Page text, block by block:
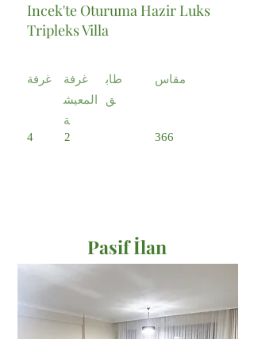
Incek'te Oturuma Hazir Luks
Tripleks Villa
غرفة
4
غرفة
المعيش
ة
2
طاب
ق
مقاس
366
Pasif İlan